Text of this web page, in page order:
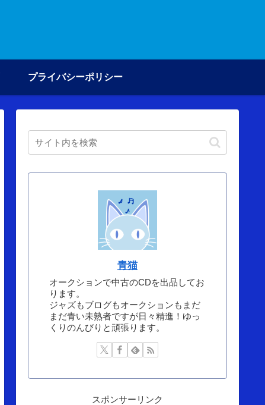
プライバシーポリシー
青猫
オークションで中古のCDを出品してお
ります。
ジャズもブログもオークションもまだ
まだ青い未熟者ですが日々精進！ゆっ
くりのんびりと頑張ります。
スポンサーリンク